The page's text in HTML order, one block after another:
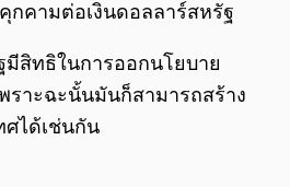
กคามต่อเงินดอลลาร์สหรัฐ
มีสิทธิในการออกนโยบาย
ราะฉะนั้นมันก็สามารถสร้าง
ศได้เช่นกัน